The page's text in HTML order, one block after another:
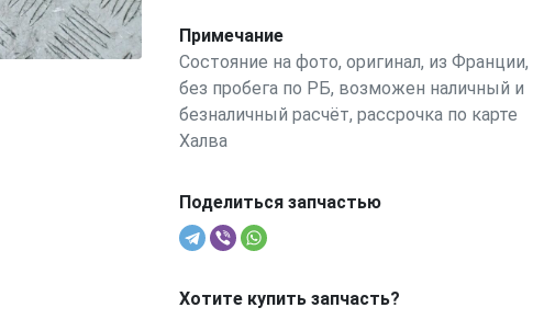
Примечание
Состояние на фото, оригинал, из Франции,
без пробега по РБ, возможен наличный и
безналичный расчёт, рассрочка по карте
Халва
Поделиться запчастью
Хотите купить запчасть?